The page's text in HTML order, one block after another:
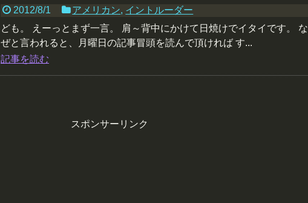
2012/8/1 アメリカン, イントルーダー
ども。 えーっとまず一言。 肩～背中にかけて日焼けでイタイです。 な
ぜと言われると、月曜日の記事冒頭を読んで頂ければ す...
記事を読む
スポンサーリンク